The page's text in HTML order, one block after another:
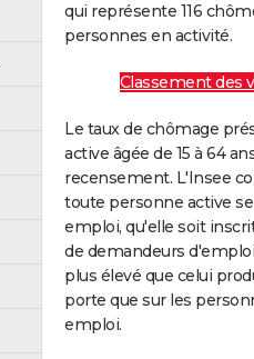
qui représente 116
personnes en activité.
Classement des
Le taux de chômage
active âgée de 15 à 64
recensement. L'Insee
toute personne active
emploi, qu'elle soit
de demandeurs
plus élevé que celui
porte que sur les
emploi.